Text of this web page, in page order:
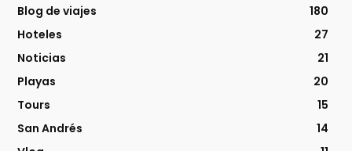
Blog de viajes
180
Hoteles
27
Noticias
21
Playas
20
Tours
15
San Andrés
14